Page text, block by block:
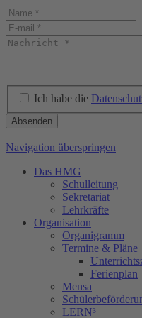
Ich habe die
Absenden
Navigation überspringen
Das HMG
Schulleitung
Sekretariat
Lehrkräfte
Organisation
Organigramm
Termine & Pläne
Ferienplan
Mensa
LERN³